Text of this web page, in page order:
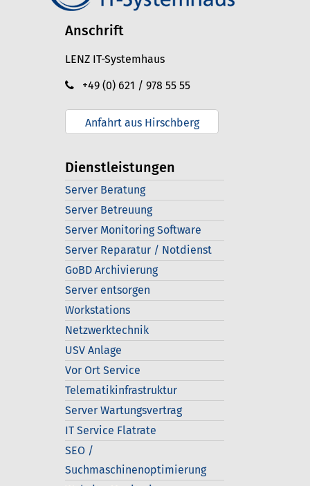
Anschrift
LENZ IT-Systemhaus
+49 (0) 621 / 978 55 55
Anfahrt aus Hirschberg
Dienstleistungen
Server Beratung
Server Betreuung
Server Monitoring Software
Server Reparatur / Notdienst
GoBD Archivierung
Server entsorgen
Workstations
Netzwerktechnik
USV Anlage
Vor Ort Service
Telematikinfrastruktur
Server Wartungsvertrag
IT Service Flatrate
SEO /
Suchmaschinenoptimierung